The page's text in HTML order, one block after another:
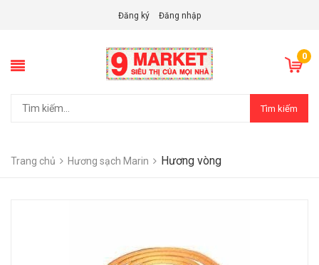
Đăng ký Đăng nhập
0
Tìm kiếm
Trang chủ Hương sạch Marin Hương vòng